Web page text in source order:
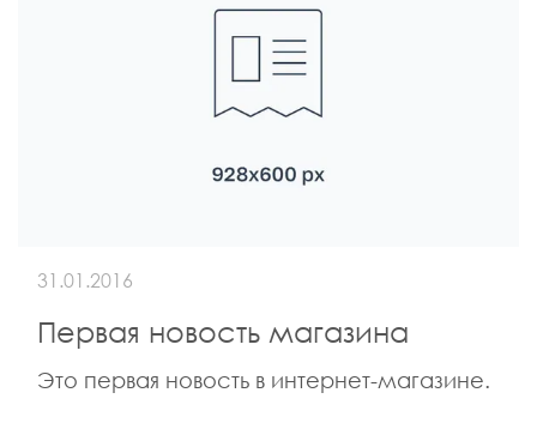
Первая новость магазина
Это первая новость в интернет-магазине.
31.01.2016